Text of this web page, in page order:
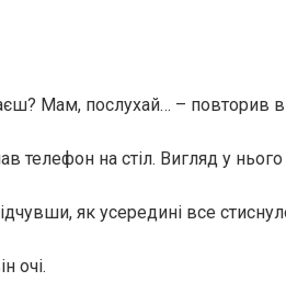
Мам, послухай… – повторив
телефон на стіл. Вигляд у
як усередині все
очі.